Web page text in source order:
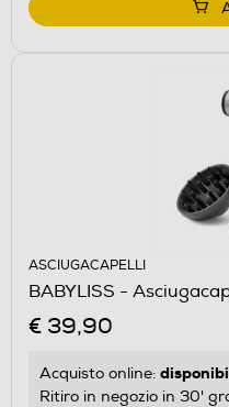
ASCIUGACAPELLI
BABYLISS -
€ 39,90
Acquisto online:
Ritiro in negozio in 30'